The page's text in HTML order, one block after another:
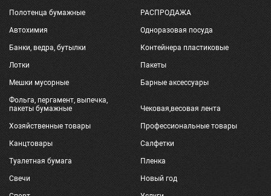
Полотенца бумажные РАСПРОДАЖА
Автохимия Одноразовая посуда
Банки, ведра, бутылки Контейнера пластиковые
Лотки Пакеты
Мешки мусорные Барные аксессуары
Фольга, пергамент, выпечка,
пакеты бумажные
Чековая,весовая лента
Хозяйственные товары Профессиональные товары
Канцтовары Салфетки
Туалетная бумага Пленка
Свечи Новый год